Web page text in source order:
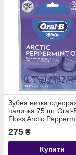
Зубна нитка
паличка 75 шт Oral-
Floss Arctic
275 ₴
Купити